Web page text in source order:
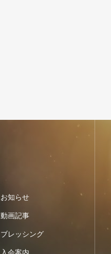
お知らせ
動画記事
ブレッシング